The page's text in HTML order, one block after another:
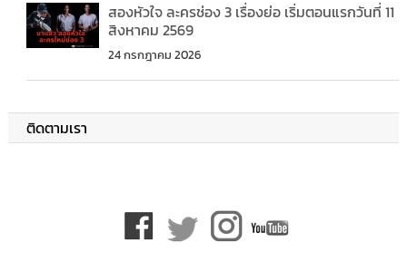
สองหัวใจ ละครช่อง 3 เรื่องย่อ เริ่มตอนแรกวันที่ 11
สิงหาคม 2569
24 กรกฎาคม 2026
ติดตามเรา